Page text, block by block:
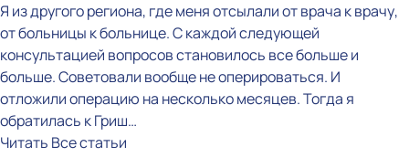
Я из другого региона, где меня отсылали от врача к врачу,
от больницы к больнице. С каждой следующей
консультацией вопросов становилось все больше и
больше. Советовали вообще не оперироваться. И
отложили операцию на несколько месяцев. Тогда я
обратилась к Гриш…
Читать Все статьи